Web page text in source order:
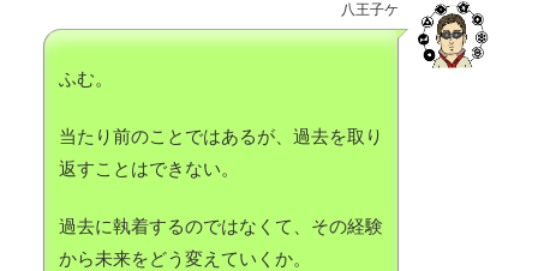
八王子ケ
ふむ。
当たり前のことではあるが、過去を取り
返すことはできない。
過去に執着するのではなくて、その経験
から未来をどう変えていくか。